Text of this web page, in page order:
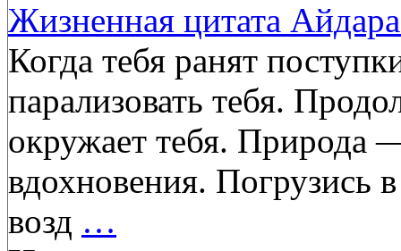
Жизненная цитата
Когда тебя ранят
парализовать тебя.
окружает тебя. Природа
вдохновения. Погрузись
возд …